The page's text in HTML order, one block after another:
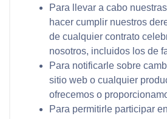
Para llevar a cabo
hacer cumplir nuestros
de cualquier contrato
nosotros, incluidos los de
Para notificarle sobre
sitio web o cualquier
ofrecemos o
Para permitirle participar